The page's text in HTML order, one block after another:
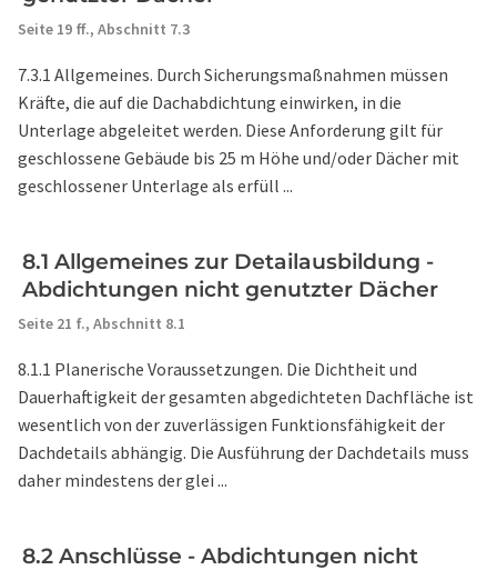
Seite 19 ff., Abschnitt 7.3
7.3.1 Allgemeines. Durch Sicherungsmaßnahmen müssen
Kräfte, die auf die Dachabdichtung einwirken, in die
Unterlage abgeleitet werden. Diese Anforderung gilt für
geschlossene Gebäude bis 25 m Höhe und/oder Dächer mit
geschlossener Unterlage als erfüll ...
8.1 Allgemeines zur Detailausbildung -
Abdichtungen nicht genutzter Dächer
Seite 21 f., Abschnitt 8.1
8.1.1 Planerische Voraussetzungen. Die Dichtheit und
Dauerhaftigkeit der gesamten abgedichteten Dachfläche ist
wesentlich von der zuverlässigen Funktionsfähigkeit der
Dachdetails abhängig. Die Ausführung der Dachdetails muss
daher mindestens der glei ...
8.2 Anschlüsse - Abdichtungen nicht